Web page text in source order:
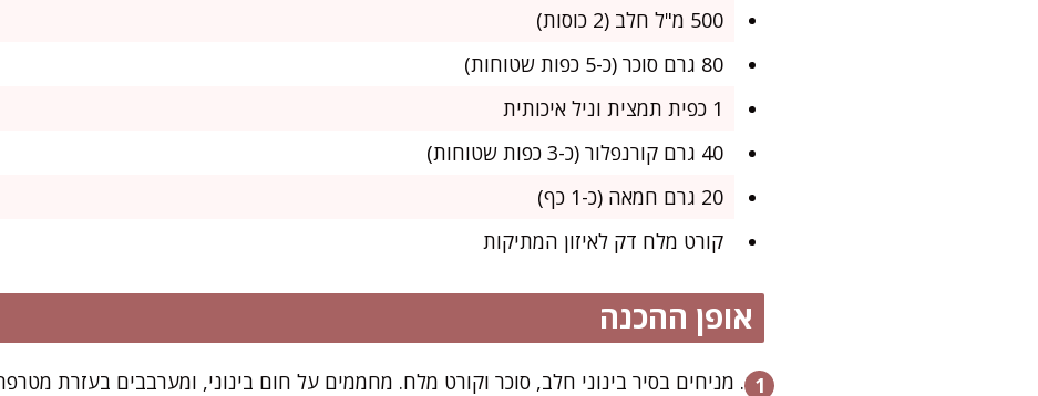
500 מ"ל חלב (2 כוסות)
80 גרם סוכר (כ-5 כפות שטוחות)
1 כפית תמצית וניל איכותית
40 גרם קורנפלור (כ-3 כפות שטוחות)
20 גרם חמאה (כ-1 כף)
קורט מלח דק לאיזון המתיקות
אופן ההכנה
מניחים בסיר בינוני חלב, סוכר וקורט מלח. מחממים על חום בינוני, ומערבבים בעזרת